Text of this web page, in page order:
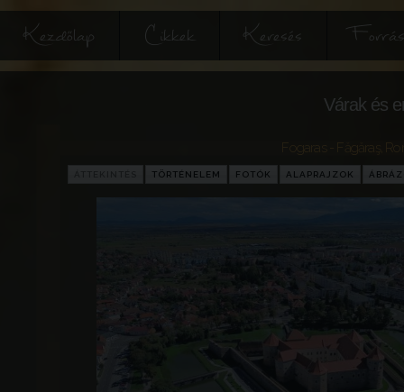
Kezdőlap Cikkek Keresés
Várak és
TÖRTÉNELEM FOTÓK ALAPRAJZOK